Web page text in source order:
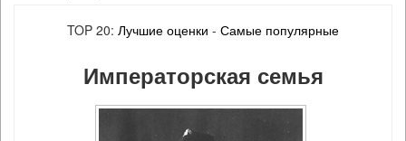
TOP 20: Лучшие оценки - Самые популярные
Императорская семья